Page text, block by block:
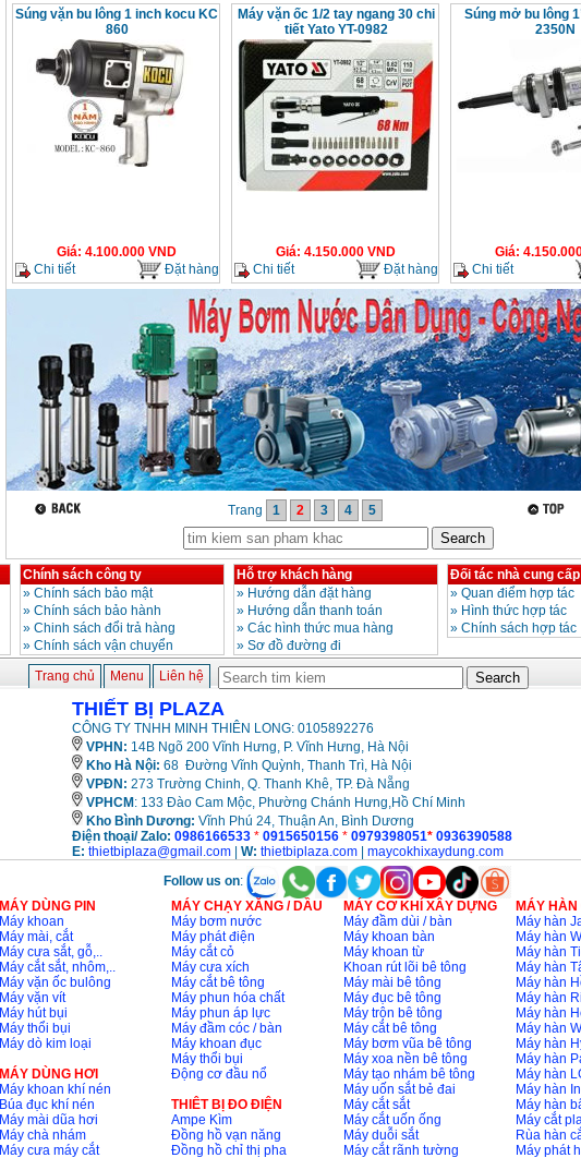
Súng vặn bu lông 1 inch kocu KC
860
Giá: 4.100.000 VND
Chi tiết
Đặt hàng
Máy vặn ốc 1/2 tay ngang 30 chi
tiết Yato YT-0982
Giá: 4.150.000 VND
Chi tiết
Đặt hàng
Súng mở bu lông
2350N
Giá:
Chi tiết
Trang 1 2 3 4 5
Chính sách công ty
» Chính sách bảo mật
» Chính sách bảo hành
» Chinh sách đổi trả hàng
» Chính sách vận chuyển
Hỗ trợ khách hàng
» Hướng dẫn đặt hàng
» Hướng dẫn thanh toán
» Các hình thức mua hàng
» Sơ đồ đường đi
Đối tác nhà cung cấp
» Quan điểm hợp tác
» Hình thức hợp tác
» Chính sách hợp tác
Trang chủ Menu Liên hệ
THIẾT BỊ PLAZA
CÔNG TY TNHH MINH THIÊN LONG: 0105892276
VPHN: 14B Ngõ 200 Vĩnh Hưng, P. Vĩnh Hưng, Hà Nội
Kho Hà Nội: 68 Đường Vĩnh Quỳnh, Thanh Trì, Hà Nội
VPĐN: 273 Trường Chinh, Q. Thanh Khê, TP. Đà Nẵng
VPHCM : 133 Đào Cam Mộc, Phường Chánh Hưng,Hồ Chí Minh
Kho Bình Dương: Vĩnh Phú 24, Thuận An, Bình Dương
Điện thoại/ Zalo: 0986166533 * 0915650156* 0979398051* 0936390588
E: thietbiplaza@gmail.com| W: thietbiplaza.com| maycokhixaydung.com
Follow us on:
MÁY DÙNG PIN
Máy khoan
Máy mài, cắt
Máy cưa sắt, gỗ,..
Máy cắt sắt, nhôm,..
Máy vặn ốc bulông
Máy vặn vít
Máy hút bụi
Máy thổi bụi
Máy dò kim loại
MÁY DÙNG HƠI
Máy khoan khí nén
Búa đục khí nén
Máy mài dũa hơi
Máy chà nhám
Máy cưa máy cắt
MÁY CHẠY XĂNG / DẦU
Máy bơm nước
Máy phát điện
Máy cắt cỏ
Máy cưa xích
Máy cắt bê tông
Máy phun hóa chất
Máy phun áp lực
Máy đầm cóc / bàn
Máy khoan đục
Máy thổi bụi
Động cơ đầu nổ
THIÊT BỊ ĐO ĐIỆN
Ampe Kìm
Đồng hồ vạn năng
Đồng hồ chỉ thị pha
MÁY CƠ KHÍ XÂY DỰNG
Máy đầm dùi / bàn
Máy khoan bàn
Máy khoan từ
Khoan rút lõi bê tông
Máy mài bê tông
Máy đục bê tông
Máy trộn bê tông
Máy cắt bê tông
Máy bơm vũa bê tông
Máy xoa nền bê tông
Máy tạo nhám bê tông
Máy uốn sắt bẻ đai
Máy cắt sắt
Máy cắt uốn ống
Máy duỗi sắt
Máy cắt rãnh tường
MÁY HÀN
Máy hàn
Máy hàn
Máy hàn
Máy hàn
Máy hàn
Máy hàn
Máy hàn
Máy hàn
Máy hàn
Máy hàn
Máy hàn
Máy hàn
Máy hàn
Máy cắt
Rùa hàn
Máy phát